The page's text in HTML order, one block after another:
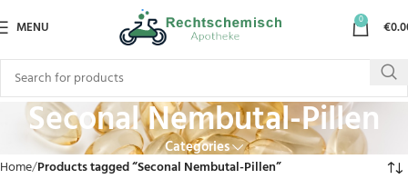
MENU 0 €
Seconal Nembutal-Pillen
Categories
Home Products tagged “Seconal Nembutal-Pillen”